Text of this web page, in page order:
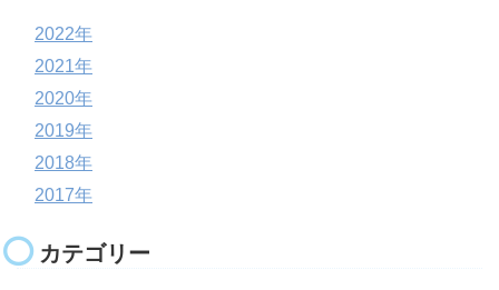
2022年
2021年
2020年
2019年
2018年
2017年
カテゴリー